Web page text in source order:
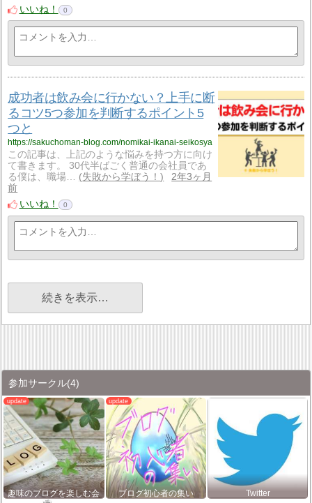
いいね！
0
成功者は飲み会に行かない？上手に断
るコツ5つ参加を判断するポイント5
つと
https://sakuchoman-blog.com/nomikai-ikanai-seikosya
この記事は、上記のような悩みを持つ方に向け
て書きます。 30代半ばごく普通の会社員であ
る僕は、職場…
失敗から学ぼう！
2年3ヶ月
前
いいね！
0
続きを表示…
参加サークル(4)
趣味のブログを楽しむ会 ブログ初心者の集い Twitter